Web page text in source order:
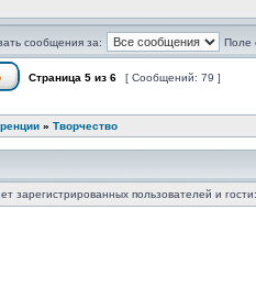
сообщения за: Поле
Страница 5 из 6 [ Сообщений: 79 ]
» Творчество
зарегистрированных пользователей и